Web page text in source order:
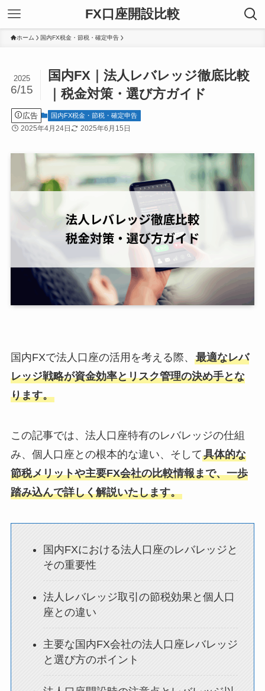
FX口座開設比較
ホーム 国内FX税金・節税・確定申告
国内FX｜法人レバレッジ徹底比較
｜税金対策・選び方ガイド
2025
6/15
広告 国内FX税金・節税・確定申告
2025年4月24日 2025年6月15日
国内FXで法人口座の活用を考える際、 最適なレバ
レッジ戦略が資金効率とリスク管理の決め手とな
ります。
この記事では、法人口座特有のレバレッジの仕組
み、個人口座との根本的な違い、そして具体的な
節税メリットや主要FX会社の比較情報まで、一歩
踏み込んで詳しく解説いたします。
国内FXにおける法人口座のレバレッジと
その重要性
法人レバレッジ取引の節税効果と個人口
座との違い
主要な国内FX会社の法人口座レバレッジ
と選び方のポイント